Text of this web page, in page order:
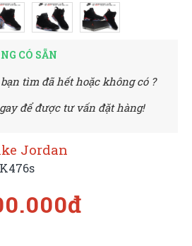
CÓ SẴN
tìm đã hết hoặc không có ?
để được tư vấn đặt hàng!
Jordan